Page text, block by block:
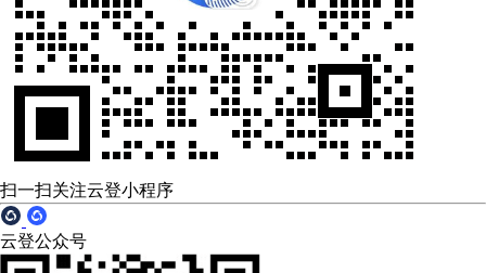
扫一扫关注云登小程序
云登公众号